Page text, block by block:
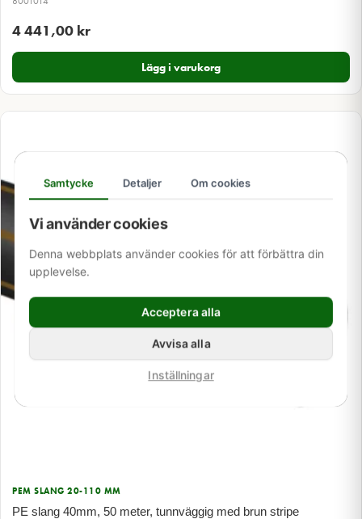
Samtycke Detaljer Om cookies
Vi använder cookies
Denna webbplats använder cookies för att förbättra din
upplevelse.
Acceptera alla
Avvisa alla
Inställningar
4 441,00 kr
Lägg i varukorg
PEM SLANG 20-110 MM
PE slang 40mm, 50 meter, tunnväggig med brun stripe